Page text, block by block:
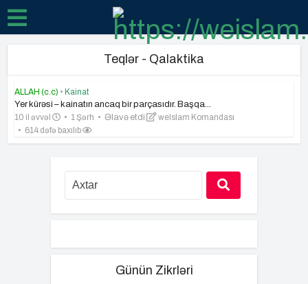
Teqlər - Qalaktika
ALLAH (c.c) • Kainat
Yer kürəsi – kainatın ancaq bir parçasıdır. Başqa...
10 il əvvəl
1 Şərh Əlavə etdi
weIslam Komandası
614 dəfə baxılıb
Günün Zikrləri